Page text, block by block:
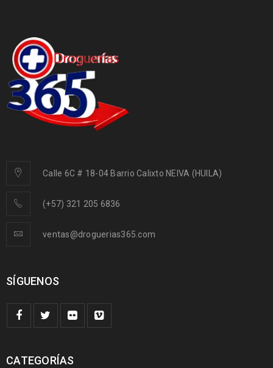
Calle 6C # 18-04 Barrio Calixto NEIVA (HUILA)
(+57) 321 205 6836
ventas@droguerias365.com
SÍGUENOS
CATEGORÍAS